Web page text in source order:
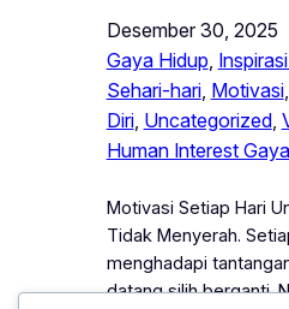
Desember 30, 2025
Gaya Hidup,
Sehari-hari, Motivasi,
Diri, Uncategorized,
Human Interest
Motivasi Setiap Hari
Tidak Menyerah.
menghadapi
datang silih berganti.